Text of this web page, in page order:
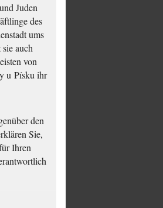
Juden
des
ums
auch
von
u Písku ihr
den
Sie,
Ihren